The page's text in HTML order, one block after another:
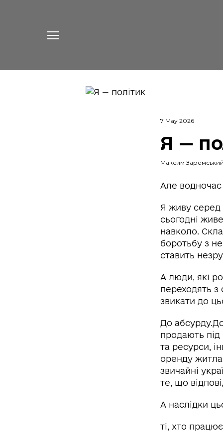
7 May 2026
Я —
Максим
Але водночас
Я живу серед
сьогодні
навколо.
боротьбу з
ставить
А люди, які
переходять з
звикати до
До
продають
та ресурси,
оренду
звичайні
те, що
А наслідки
ті, хто